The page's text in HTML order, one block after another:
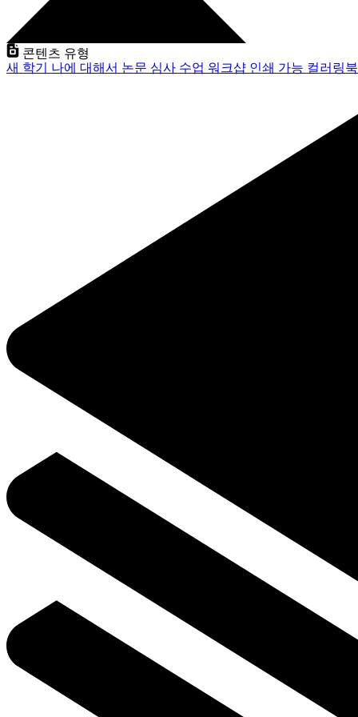
콘텐츠 유형
새 학기 나에 대해서 논문 심사 수업 워크샵 인쇄 가능 컬러링북